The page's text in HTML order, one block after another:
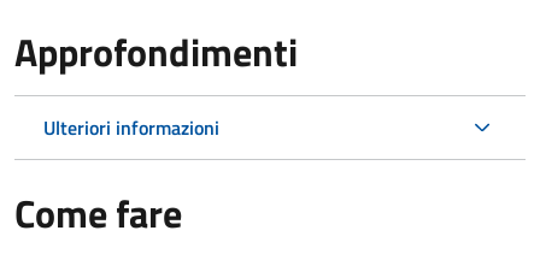
Approfondimenti
Ulteriori informazioni
Come fare